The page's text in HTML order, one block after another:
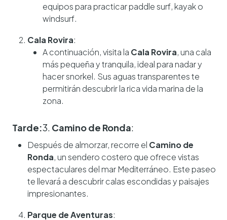
equipos para practicar paddle surf, kayak o
windsurf.
Cala Rovira:
A continuación, visita la Cala Rovira, una cala
más pequeña y tranquila, ideal para nadar y
hacer snorkel. Sus aguas transparentes te
permitirán descubrir la rica vida marina de la
zona.
Tarde:3. Camino de Ronda:
Después de almorzar, recorre el Camino de
Ronda, un sendero costero que ofrece vistas
espectaculares del mar Mediterráneo. Este paseo
te llevará a descubrir calas escondidas y paisajes
impresionantes.
Parque de Aventuras: